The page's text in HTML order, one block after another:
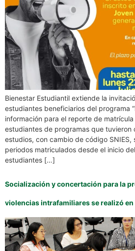
Bienestar Estudiantil extiende la
estudiantes beneficiarios del programa
información para el reporte de matrícula
estudiantes de programas que tuvieron
estudios, con cambio de código SNIES,
periodos matriculados desde el inicio
estudiantes […]
Socialización y concertación para la
violencias intrafamiliares se realizó en